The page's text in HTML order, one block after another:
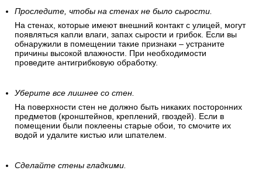
Проследите, чтобы на стенах не было сырости.
На стенах, которые имеют внешний контакт с улицей, могут
появляться капли влаги, запах сырости и грибок. Если вы
обнаружили в помещении такие признаки – устраните
причины высокой влажности. При необходимости
проведите антигрибковую обработку.
Уберите все лишнее со стен.
На поверхности стен не должно быть никаких посторонних
предметов (кронштейнов, креплений, гвоздей). Если в
помещении были поклеены старые обои, то смочите их
водой и удалите кистью или шпателем.
Сделайте стены гладкими.